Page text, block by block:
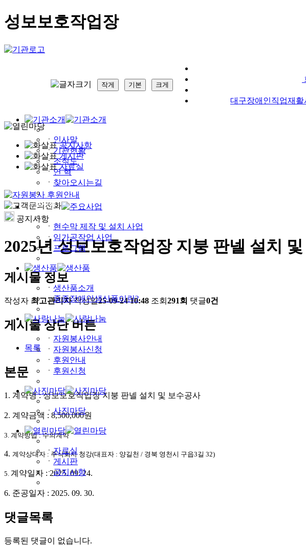
성보보호작업장
작게 기본 크게
대구장애인직업재활
ㆍ 인사말
ㆍ기관현황
ㆍ조직도
ㆍ연 혁
ㆍ 찾아오시는길
ㆍ 현수막 제작 및 설치 사업
ㆍ 임가공작업 사업
ㆍ 프로그램
ㆍ 생산품소개
ㆍ중증장애인생산품이란?
ㆍ 자원봉사안내
ㆍ 자원봉사신청
ㆍ 후원안내
ㆍ 후원신청
ㆍ사진마당
ㆍ자료실
ㆍ 게시판
ㆍ공지사항
공지사항
게시판
자료실
공지사항
2025년 성보보호작업장 지붕 판넬 설치
게시물 정보
작성자 최고관리자 작성일25-09-24 10:48 조회 291회 댓글0건
게시물 상단 버튼
목록
본문
1. 계약명 : 성보보호작업장 지붕 판넬 설치 및 보수공사
2. 계약금액 : 8,500,000원
3. 계약방법 : 수의계약
4. 계약상대자 : 주식회사 청강(대표자 : 양길천 / 경북 영천시 구읍3길 32)
5. 계약일자 : 2025. 09. 24.
6. 준공일자 : 2025. 09. 30.
댓글목록
등록된 댓글이 없습니다.